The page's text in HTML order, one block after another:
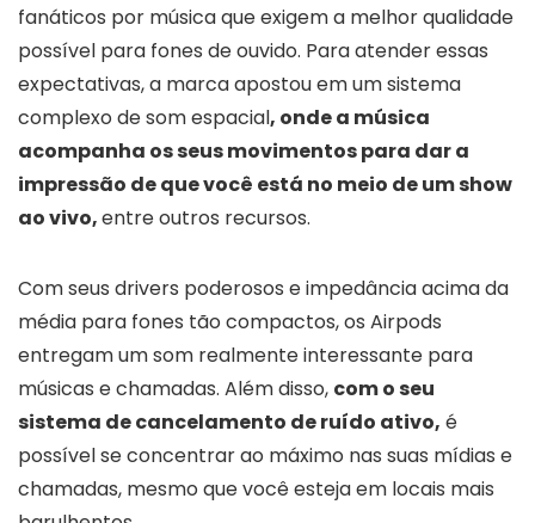
fanáticos por música que exigem a melhor qualidade
possível para fones de ouvido. Para atender essas
expectativas, a marca apostou em um sistema
complexo de som espacial, onde a música
acompanha os seus movimentos para dar a
impressão de que você está no meio de um show
ao vivo,entre outros recursos.
Com seus drivers poderosos e impedância acima da
média para fones tão compactos, os Airpods
entregam um som realmente interessante para
músicas e chamadas. Além disso, com o seu
sistema de cancelamento de ruído ativo, é
possível se concentrar ao máximo nas suas mídias e
chamadas, mesmo que você esteja em locais mais